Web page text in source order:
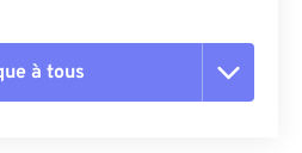
à tous